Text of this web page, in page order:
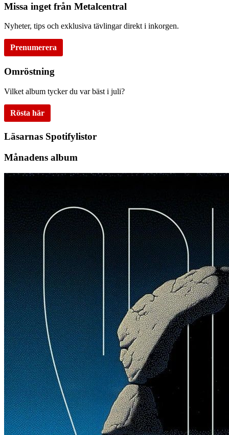
Missa inget från Metalcentral
Nyheter, tips och exklusiva tävlingar direkt i inkorgen.
Prenumerera
Omröstning
Vilket album tycker du var bäst i juli?
Rösta här
Läsarnas Spotifylistor
Månadens album